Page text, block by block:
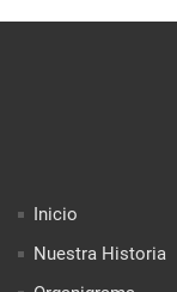
Inicio
Nuestra Historia